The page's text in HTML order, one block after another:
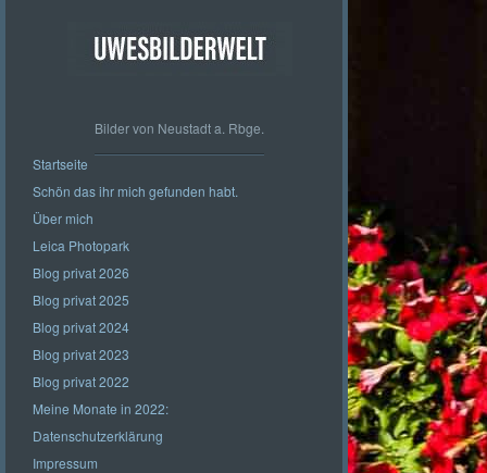
Bilder von Neustadt a. Rbge.
Startseite
Schön das ihr mich gefunden habt.
Über mich
Leica Photopark
Blog privat 2026
Blog privat 2025
Blog privat 2024
Blog privat 2023
Blog privat 2022
Meine Monate in 2022:
Datenschutzerklärung
Impressum